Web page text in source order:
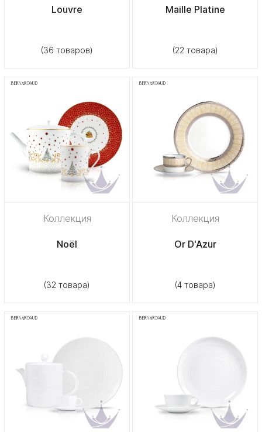
Louvre
(36 товаров)
Maille Platine
(22 товара)
Коллекция
Noël
(32 товара)
Коллекция
Or D'Azur
(4 товара)